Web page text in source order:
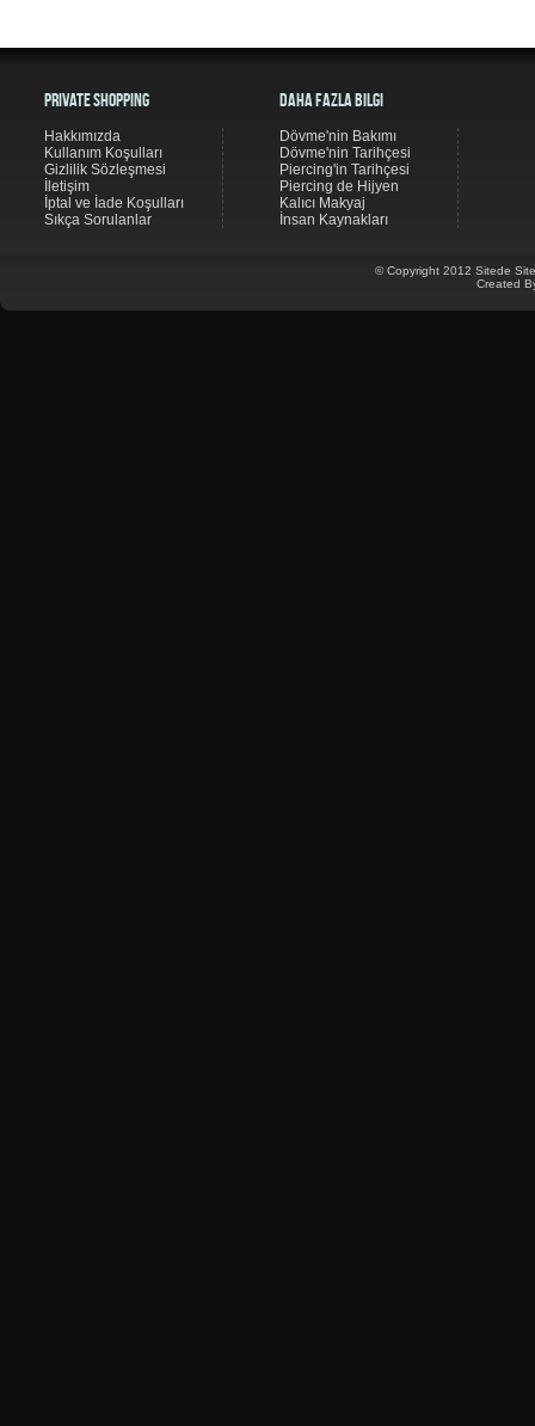
Private Shopping
Hakkımızda
Kullanım Koşulları
Gizlilik Sözleşmesi
İletişim
İptal ve İade Koşulları
Sıkça Sorulanlar
© Copyright 2012 Sitede
Created
Daha Fazla Bilgi
Dövme'nin Bakımı
Dövme'nin Tarihçesi
Piercing'in Tarihçesi
Piercing de Hijyen
Kalıcı Makyaj
İnsan Kaynakları